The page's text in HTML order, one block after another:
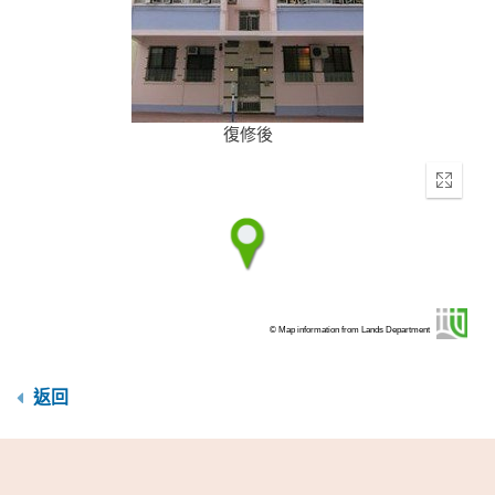
復修後
Enter
© Map information from Lands Department
返回